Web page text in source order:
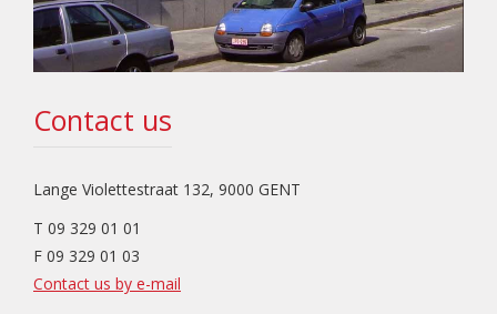
Contact us
Lange Violettestraat 132, 9000 GENT
T 09 329 01 01
F 09 329 01 03
Contact us by e-mail